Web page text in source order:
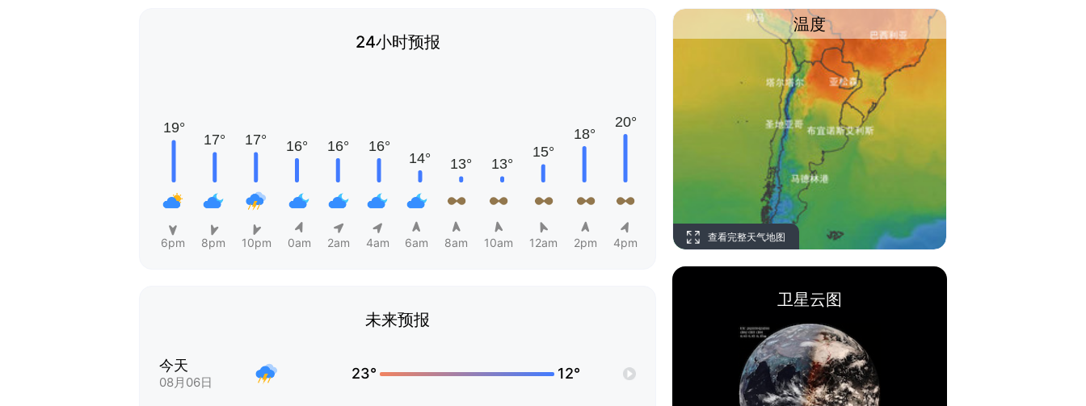
24小时预报
6pm 8pm 10pm 0am 2am 4am 6am 8am 10am 12am 2pm 4pm
未来预报
今天
08月06日
23° 12°
温度
查看完整天气地图
卫星云图